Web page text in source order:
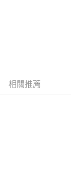
相關推薦